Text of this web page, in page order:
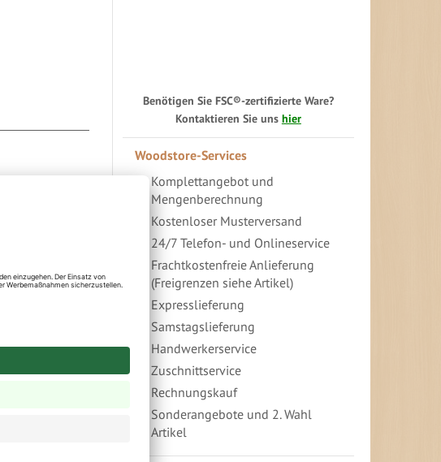
Benötigen Sie FSC®-zertifizierte Ware?
Kontaktieren Sie uns hier
Woodstore-Services
Komplettangebot und
Mengenberechnung
Kostenloser Musterversand
24/7 Telefon- und Onlineservice
Frachtkostenfreie Anlieferung
(Freigrenzen siehe Artikel)
Expresslieferung
Samstagslieferung
Handwerkerservice
Zuschnittservice
Rechnungskauf
Sonderangebote und 2. Wahl
Artikel